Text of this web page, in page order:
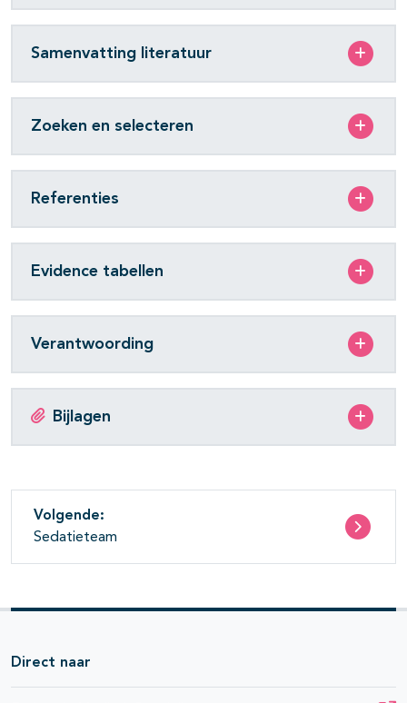
Samenvatting literatuur
Zoeken en selecteren
Referenties
Evidence tabellen
Verantwoording
Bijlagen
Volgende:
Sedatieteam
Direct naar